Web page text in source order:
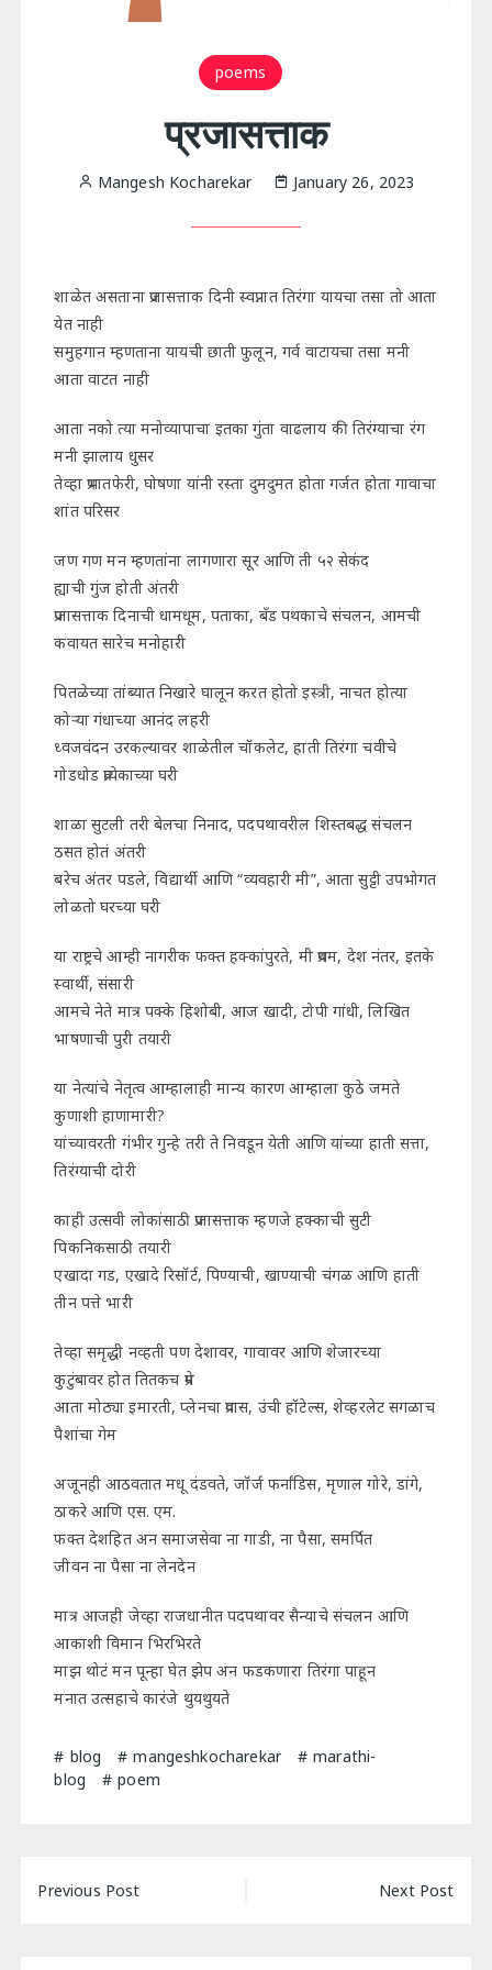
poems
प्रजासत्ताक
Mangesh Kocharekar January 26, 2023
शाळेत असताना प्रजासत्ताक दिनी स्वप्नात तिरंगा यायचा तसा तो आता
येत नाही
समुहगान म्हणताना यायची छाती फुलून, गर्व वाटायचा तसा मनी
आता वाटत नाही
आता नको त्या मनोव्यापाचा इतका गुंता वाढलाय की तिरंग्याचा रंग
मनी झालाय धुसर
तेव्हा प्रभातफेरी, घोषणा यांनी रस्ता दुमदुमत होता गर्जत होता गावाचा
शांत परिसर
जण गण मन म्हणतांना लागणारा सूर आणि ती ५२ सेकंद
ह्याची गुंज होती अंतरी
प्रजासत्ताक दिनाची धामधूम, पताका, बँड पथकाचे संचलन, आमची
कवायत सारेच मनोहारी
पितळेच्या तांब्यात निखारे घालून करत होतो इस्त्री, नाचत होत्या
कोऱ्या गंधाच्या आनंद लहरी
ध्वजवंदन उरकल्यावर शाळेतील चॉकलेट, हाती तिरंगा चवीचे
गोडधोड प्रत्येकाच्या घरी
शाळा सुटली तरी बेलचा निनाद, पदपथावरील शिस्तबद्ध संचलन
ठसत होतं अंतरी
बरेच अंतर पडले, विद्यार्थी आणि “व्यवहारी मी”, आता सुट्टी उपभोगत
लोळतो घरच्या घरी
या राष्ट्रचे आम्ही नागरीक फक्त हक्कांपुरते, मी प्रथम, देश नंतर, इतके
स्वार्थी, संसारी
आमचे नेते मात्र पक्के हिशोबी, आज खादी, टोपी गांधी, लिखित
भाषणाची पुरी तयारी
या नेत्यांचे नेतृत्व आम्हालाही मान्य कारण आम्हाला कुठे जमते
कुणाशी हाणामारी?
यांच्यावरती गंभीर गुन्हे तरी ते निवडून येती आणि यांच्या हाती सत्ता,
तिरंग्याची दोरी
काही उत्सवी लोकांसाठी प्रजासत्ताक म्हणजे हक्काची सुटी
पिकनिकसाठी तयारी
एखादा गड, एखादे रिसॉर्ट, पिण्याची, खाण्याची चंगळ आणि हाती
तीन पत्ते भारी
तेव्हा समृद्धी नव्हती पण देशावर, गावावर आणि शेजारच्या
कुटुंबावर होत तितकच प्रेम
आता मोठ्या इमारती, प्लेनचा प्रवास, उंची हॉटेल्स, शेव्हरलेट सगळाच
पैशांचा गेम
अजूनही आठवतात मधू दंडवते, जॉर्ज फर्नांडिस, मृणाल गोरे, डांगे,
ठाकरे आणि एस. एम.
फक्त देशहित अन समाजसेवा ना गाडी, ना पैसा, समर्पित
जीवन ना पैसा ना लेनदेन
मात्र आजही जेव्हा राजधानीत पदपथावर सैन्याचे संचलन आणि
आकाशी विमान भिरभिरते
माझ थोटं मन पून्हा घेत झेप अन फडकणारा तिरंगा पाहून
मनात उत्सहाचे कारंजे थुयथुयते
blog mangeshkocharekar
marathi-
blog
poem
Post
Previous Post Next Post